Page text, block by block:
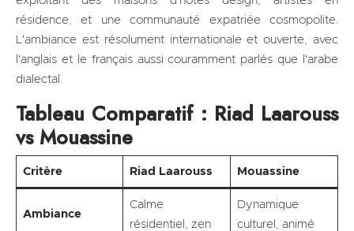
résidence, et une communauté expatriée cosmopolite.
L'ambiance est résolument internationale et ouverte, avec
l'anglais et le français aussi couramment parlés que l'arabe
dialectal.
Tableau Comparatif : Riad Laarouss
vs Mouassine
Critère Riad Laarouss Mouassine
Ambiance
Calme
résidentiel, zen
Dynamique
culturel, animé